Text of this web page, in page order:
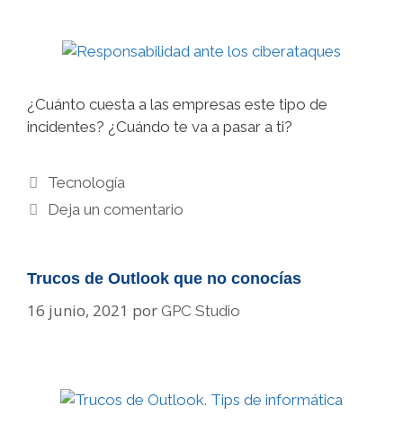
¿Cuánto cuesta a las empresas este tipo de
incidentes? ¿Cuándo te va a pasar a ti?
Categorías
Tecnología
Deja un comentario
Trucos de Outlook que no conocías
16 junio, 2021 por GPC Studio